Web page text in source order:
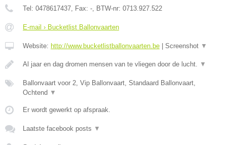
Tel: 0478617437, Fax: -, BTW-nr: 0713.927.522
E-mail › Bucketlist Ballonvaarten
Website: http://www.bucketlistballonvaarten.be Screenshot ▼
Al jaar en dag dromen mensen van te vliegen door de lucht. ▼
Ballonvaart voor 2, Vip Ballonvaart, Standaard Ballonvaart,
Ochtend ▼
Er wordt gewerkt op afspraak.
Laatste facebook posts ▼